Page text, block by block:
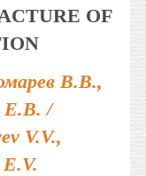
OF
В.В.,
Е.В. /
V.V.,